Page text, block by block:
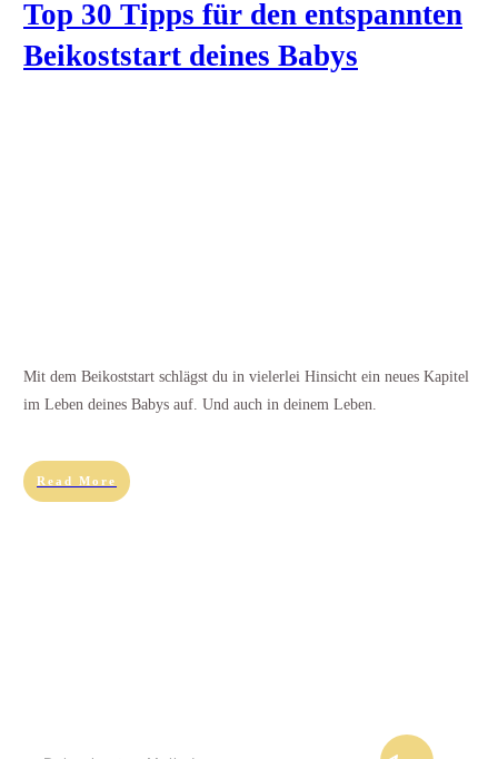
Top 30 Tipps für den entspannten
Beikoststart deines Babys
Mit dem Beikoststart schlägst du in vielerlei Hinsicht ein neues Kapitel
im Leben deines Babys auf. Und auch in deinem Leben.
Read More